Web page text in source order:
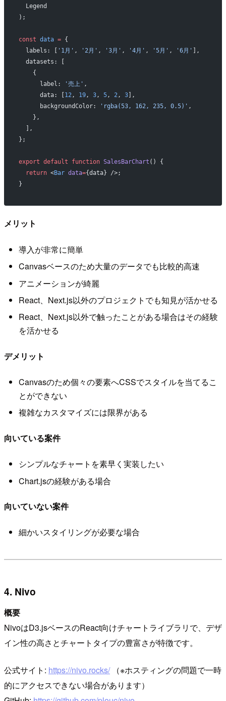
  Legend
);
const data = {
  labels: [
'1月' , '2月' , '3月' , '4月' , '5月' , '6月' ],
  datasets: [
    {
      label:
'売上' ,
      data: [
12 , 19, 3, 5, 2 , 3],
      backgroundColor:
'rgba(53, 162, 235, 0.5)' ,
    },
  ],
};
export default function SalesBarChart () {
  return
<Bar data={data} />;
}
メリット
導入が非常に簡単
Canvasベースのため大量のデータでも比較的高速
アニメーションが綺麗
React、Next.js以外のプロジェクトでも知見が活かせる
React、Next.js以外で触ったことがある場合はその経験
を活かせる
デメリット
Canvasのため個々の要素へCSSでスタイルを当てるこ
とができない
複雑なカスタマイズには限界がある
向いている案件
シンプルなチャートを素早く実装したい
Chart.jsの経験がある場合
向いていない案件
細かいスタイリングが必要な場合
4. Nivo
概要
NivoはD3.jsベースのReact向けチャートライブラリで、デザ
イン性の高さとチャートタイプの豊富さが特徴です。
公式サイト: https://nivo.rocks/（※ホスティングの問題で一時
的にアクセスできない場合があります）